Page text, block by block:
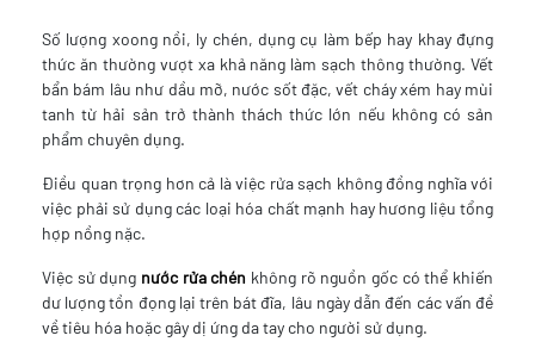
Số lượng xoong nồi, ly chén, dụng cụ làm bếp hay khay đựng
thức ăn thường vượt xa khả năng làm sạch thông thường. Vết
bẩn bám lâu như dầu mỡ, nước sốt đặc, vết cháy xém hay mùi
tanh từ hải sản trở thành thách thức lớn nếu không có sản
phẩm chuyên dụng.
Điều quan trọng hơn cả là việc rửa sạch không đồng nghĩa với
việc phải sử dụng các loại hóa chất mạnh hay hương liệu tổng
hợp nồng nặc.
Việc sử dụng nước rửa chén không rõ nguồn gốc có thể khiến
dư lượng tồn đọng lại trên bát đĩa, lâu ngày dẫn đến các vấn đề
về tiêu hóa hoặc gây dị ứng da tay cho người sử dụng.